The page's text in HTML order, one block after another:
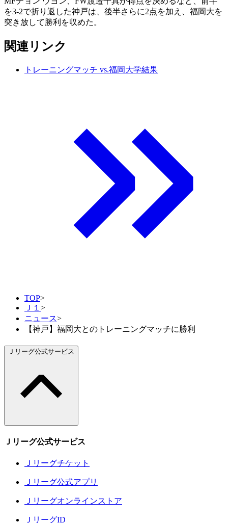
を3-2で折り返した神戸は、後半さらに2点を加え、福岡大を
突き放して勝利を収めた。
関連リンク
トレーニングマッチ vs.福岡大学結果
TOP>
Ｊ１ >
ニュース>
【神戸】福岡大とのトレーニングマッチに勝利
Ｊリーグ公式サービス
Ｊリーグ公式サービス
Ｊリーグチケット
Ｊリーグ公式アプリ
Ｊリーグオンラインストア
ＪリーグID